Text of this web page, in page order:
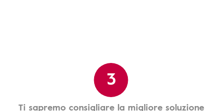
3
Ti sapremo consigliare la migliore soluzione